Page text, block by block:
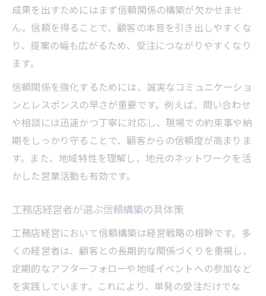
成果を出すためにはまず信頼関係の構築が欠かせませ
ん。信頼を得ることで、顧客の本音を引き出しやすくな
り、提案の幅も広がるため、受注につながりやすくなり
ます。
信頼関係を強化するためには、誠実なコミュニケーショ
ンとレスポンスの早さが重要です。例えば、問い合わせ
や相談には迅速かつ丁寧に対応し、現場での約束事や納
期をしっかり守ることで、顧客からの信頼度が高まりま
す。また、地域特性を理解し、地元のネットワークを活
かした営業活動も有効です。
工務店経営者が選ぶ信頼構築の具体策
工務店経営において信頼構築は経営戦略の根幹です。多
くの経営者は、顧客との長期的な関係づくりを重視し、
定期的なアフターフォローや地域イベントへの参加など
を実践しています。これにより、単発の受注だけでな